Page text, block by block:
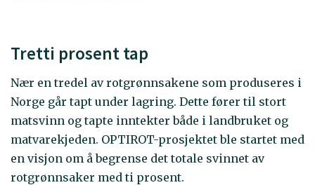
Tretti prosent tap
Nær en tredel av rotgrønnsakene som produseres i
Norge går tapt under lagring. Dette fører til stort
matsvinn og tapte inntekter både i landbruket og
matvarekjeden. OPTIROT-prosjektet ble startet med
en visjon om å begrense det totale svinnet av
rotgrønnsaker med ti prosent.